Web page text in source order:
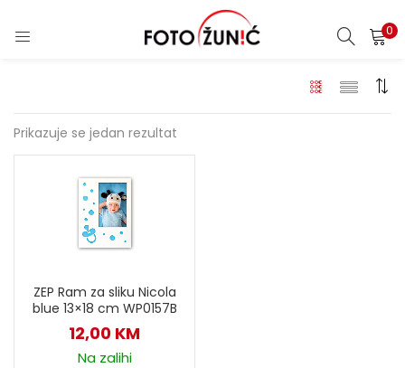
0
Prikazuje se jedan rezultat
ZEP Ram za sliku Nicola
blue 13×18 cm WP0157B
12,00 KM
Na zalihi